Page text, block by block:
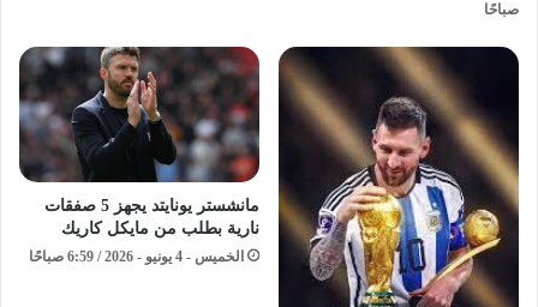
صباحًا
مانشستر يونايتد يجهز 5 صفقات
نارية بطلب من مايكل كاريك
الخميس - 4 يونيو - 2026 / 6:59 صباحًا